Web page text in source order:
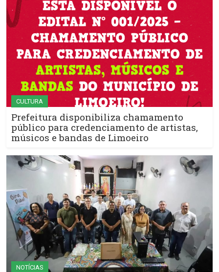
CULTURA
Prefeitura disponibiliza chamamento
público para credenciamento de artistas,
músicos e bandas de Limoeiro
NOTÍCIAS